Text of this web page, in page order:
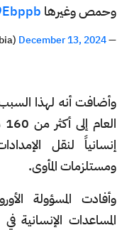
وحمص وغيرها
— CNBC Arabia (@CNBCArabia)
December 13, 2024
وأضافت أنه لهذا
إنسانياً لنقل
ومستلزمات المأوى.
وأفادت المسؤولة
المساعدات الإنسانية